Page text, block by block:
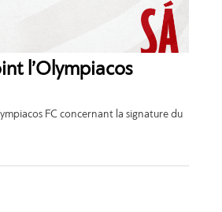
l’Olympiacos
FC concernant la signature du